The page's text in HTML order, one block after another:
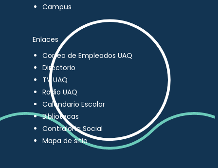
Campus
Enlaces
Correo de Empleados UAQ
Directorio
TV UAQ
Radio UAQ
Calendario Escolar
Bibliotecas
Contraloría Social
Mapa de sitio